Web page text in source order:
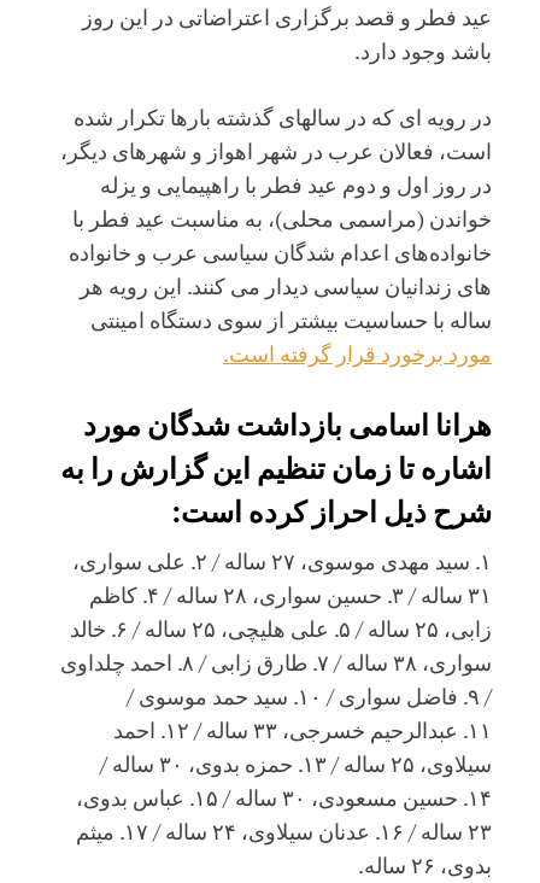
عید فطر و قصد برگزاری اعتراضاتی در این روز
باشد وجود دارد.
در رویه ای که در سالهای گذشته بارها تکرار شده
است، فعالان عرب در شهر اهواز و شهرهاى دیگر،
در روز اول و دوم عید فطر با راهپیمایی و یزله
خواندن (مراسمی محلی)، به مناسبت عید فطر با
خانواده‌های اعدام شدگان سیاسی عرب و خانواده
های زندانیان سیاسی دیدار می کنند. این رویه هر
ساله با حساسیت بیشتر از سوی دستگاه امینتی
مورد برخورد قرار گرفته است.
هرانا اسامی بازداشت شدگان مورد
اشاره تا زمان تنظیم این گزارش را به
شرح ذیل احراز کرده است:
١. سید مهدى موسوى، ۲۷ ساله / ٢. على سوارى،
۳۱ ساله / ٣. حسین سوارى، ۲۸ ساله / ۴. کاظم
زابى، ۲۵ ساله / ۵. على هلیچى، ۲۵ ساله / ۶. خالد
سوارى، ۳۸ ساله / ٧. طارق زابى / ٨. احمد چلداوى
/ ٩. فاضل سوارى / ١٠. سید حمد موسوى /
۱۱. عبدالرحیم خسرجى، ۳۳ ساله / ۱۲. احمد
سیلاوی، ۲۵ ساله / ۱۳. حمزه بدوى، ۳۰ ساله /
۱۴. حسین مسعودی، ۳۰ ساله / ۱۵. عباس بدوى،
۲۳ ساله / ۱۶. عدنان سیلاوى، ۲۴ ساله / ۱۷. میثم
بدوى، ۲۶ ساله.